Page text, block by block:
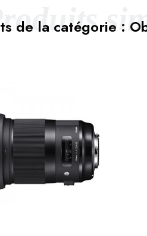
de la catégorie :